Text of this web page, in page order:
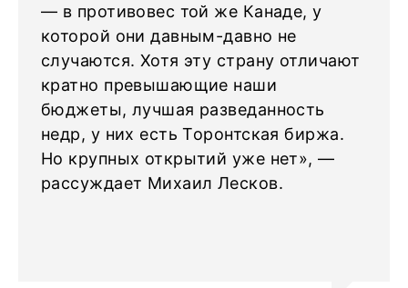
— в противовес той же Канаде, у
которой они давным-давно не
случаются. Хотя эту страну отличают
кратно превышающие наши
бюджеты, лучшая разведанность
недр, у них есть Торонтская биржа.
Но крупных открытий уже нет», —
рассуждает Михаил Лесков.